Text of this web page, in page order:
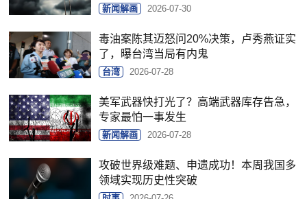
新闻解画 2026-07-30
毒油案陈其迈怒问20%决策，卢秀燕证实
了，曝台湾当局有内鬼
台湾 2026-07-28
美军武器快打光了？高端武器库存告急，
专家最怕一事发生
新闻解画 2026-07-28
攻破世界级难题、申遗成功！本周我国多
领域实现历史性突破